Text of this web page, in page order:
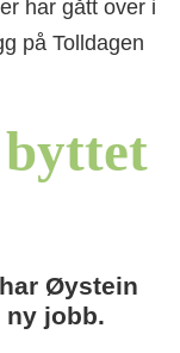
har gått over i
på Tolldagen
Øystein
ny jobb.